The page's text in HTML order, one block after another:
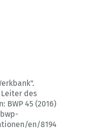
des
BWP 45 (2016)
en/8194